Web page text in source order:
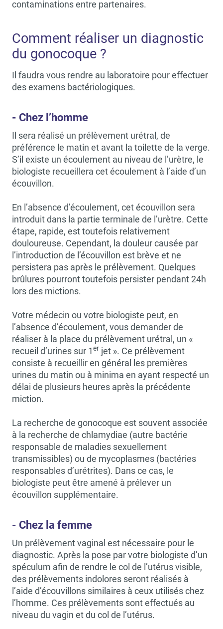
contaminations entre partenaires.
Comment réaliser un diagnostic
du gonocoque ?
Il faudra vous rendre au laboratoire pour effectuer
des examens bactériologiques.
- Chez l’homme
Il sera réalisé un prélèvement urétral, de
préférence le matin et avant la toilette de la verge.
S’il existe un écoulement au niveau de l’urètre, le
biologiste recueillera cet écoulement à l’aide d’un
écouvillon.
En l’absence d’écoulement, cet écouvillon sera
introduit dans la partie terminale de l’urètre. Cette
étape, rapide, est toutefois relativement
douloureuse. Cependant, la douleur causée par
l’introduction de l’écouvillon est brève et ne
persistera pas après le prélèvement. Quelques
brûlures pourront toutefois persister pendant 24h
lors des mictions.
Votre médecin ou votre biologiste peut, en
l’absence d’écoulement, vous demander de
réaliser à la place du prélèvement urétral, un «
recueil d’urines sur 1er jet ». Ce prélèvement
consiste à recueillir en général les premières
urines du matin ou à minima en ayant respecté un
délai de plusieurs heures après la précédente
miction.
La recherche de gonocoque est souvent associée
à la recherche de chlamydiae (autre bactérie
responsable de maladies sexuellement
transmissibles) ou de mycoplasmes (bactéries
responsables d’urétrites). Dans ce cas, le
biologiste peut être amené à prélever un
écouvillon supplémentaire.
- Chez la femme
Un prélèvement vaginal est nécessaire pour le
diagnostic. Après la pose par votre biologiste d’un
spéculum afin de rendre le col de l’utérus visible,
des prélèvements indolores seront réalisés à
l’aide d’écouvillons similaires à ceux utilisés chez
l’homme. Ces prélèvements sont effectués au
niveau du vagin et du col de l’utérus.